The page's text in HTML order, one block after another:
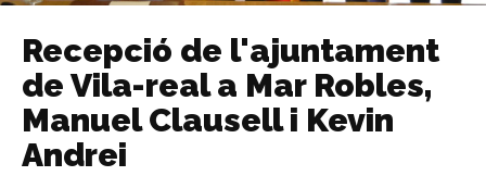
Recepció de l'ajuntament
de Vila-real a Mar Robles,
Manuel Clausell i Kevin
Andrei